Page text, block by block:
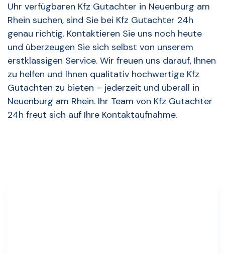
Uhr verfügbaren Kfz Gutachter in Neuenburg am
Rhein suchen, sind Sie bei Kfz Gutachter 24h
genau richtig. Kontaktieren Sie uns noch heute
und überzeugen Sie sich selbst von unserem
erstklassigen Service. Wir freuen uns darauf, Ihnen
zu helfen und Ihnen qualitativ hochwertige Kfz
Gutachten zu bieten – jederzeit und überall in
Neuenburg am Rhein. Ihr Team von Kfz Gutachter
24h freut sich auf Ihre Kontaktaufnahme.